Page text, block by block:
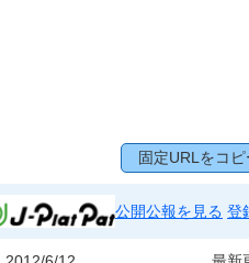
固定URLをコピ
公開公報を見る 登